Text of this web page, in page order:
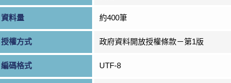
資料量 約400筆
授權方式 政府資料開放授權條款－第1版
編碼格式 UTF-8